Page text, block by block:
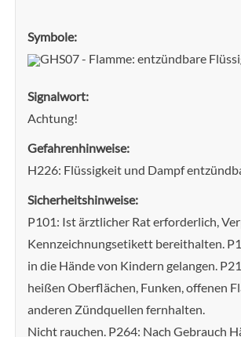
Symbole:
GHS07 - Flamme: entzündbare
Signalwort:
Achtung!
Gefahrenhinweise:
H226: Flüssigkeit und Dampf
Sicherheitshinweise:
P101: Ist ärztlicher Rat erforderlich,
Kennzeichnungsetikett bereithalten.
in die Hände von Kindern gelangen.
heißen Oberflächen, Funken, offenen
anderen Zündquellen fernhalten.
Nicht rauchen. P264: Nach Gebrauch